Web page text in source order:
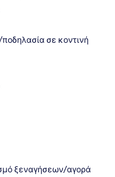
σε κοντινή
ξεναγήσεων/αγορά